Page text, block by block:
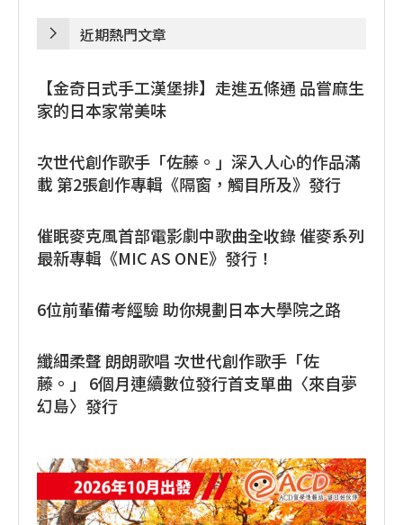
近期熱門文章
【金奇日式手工漢堡排】走進五條通 品嘗麻生
家的日本家常美味
次世代創作歌手「佐藤。」深入人心的作品滿
載 第2張創作專輯《隔窗，觸目所及》發行
催眠麥克風首部電影劇中歌曲全收錄 催麥系列
最新專輯《MIC AS ONE》發行！
6位前輩備考經驗 助你規劃日本大學院之路
纖細柔聲 朗朗歌唱 次世代創作歌手「佐
藤。」 6個月連續數位發行首支單曲〈來自夢
幻島〉發行